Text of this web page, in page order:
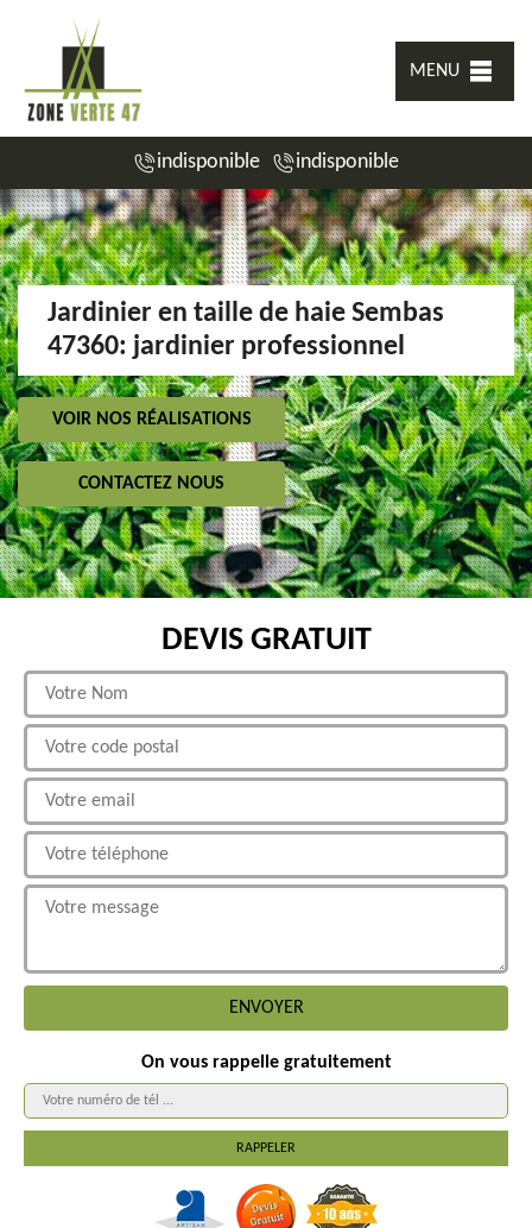
MENU
indisponible indisponible
Jardinier en taille de haie Sembas
47360: jardinier professionnel
VOIR NOS RÉALISATIONS
CONTACTEZ NOUS
DEVIS GRATUIT
On vous rappelle gratuitement